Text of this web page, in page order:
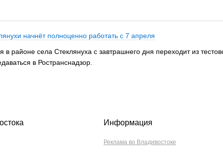
начнёт полноценно работать с 7 апреля
в районе села Стеклянуха с завтрашнего дня переходит из
в Ространснадзор.
Информация
Реклама во Владивостоке